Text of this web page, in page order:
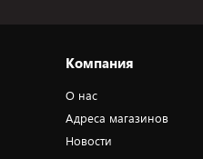
Компания
О нас
Адреса магазинов
Новости